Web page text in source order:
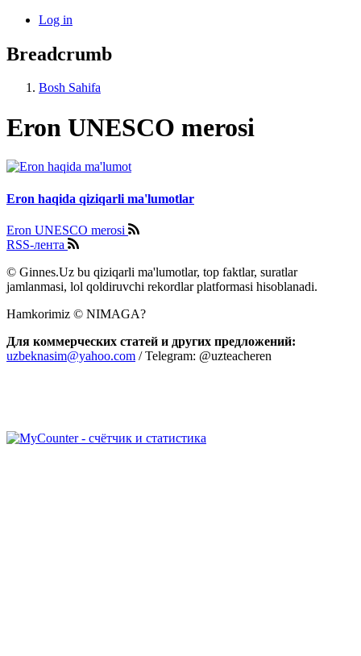
Log in
Breadcrumb
Bosh Sahifa
Eron UNESCO merosi
Eron haqida qiziqarli ma'lumotlar
Eron UNESCO merosi
RSS-лента
© Ginnes.Uz bu qiziqarli ma'lumotlar, top faktlar, suratlar
jamlanmasi, lol qoldiruvchi rekordlar platformasi hisoblanadi.
Hamkorimiz © NIMAGA?
Для коммерческих статей и других предложений:
uzbeknasim@yahoo.com / Telegram: @uzteacheren